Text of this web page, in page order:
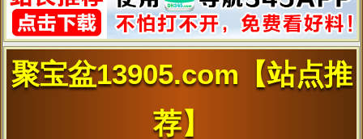
每天坚持以下几个按摩步骤，也可以帮助肌肤排毒，最终
预防雀斑的产生哦。按摩足太阳膀胱经，由足跟外上行，由上而下
刺激5遍。在肝俞、肾俞、脾俞、三焦 俞等穴位稍停片刻按揉之。食
指指压足小趾外束骨穴。每秒按一次，共按5～10次。在背腰中线督
脉部位、由上而下推擦5遍，再以背椎为中线，用手掌分别向左 右两